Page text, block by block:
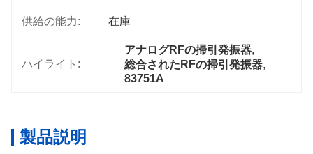
供給の能力: 在庫
ハイライト:
アナログRFの掃引発振器,
総合されたRFの掃引発振器,
83751A
製品説明